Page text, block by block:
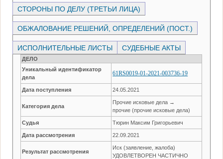
СТОРОНЫ ПО ДЕЛУ (ТРЕТЬИ ЛИЦА)
ОБЖАЛОВАНИЕ РЕШЕНИЙ, ОПРЕДЕЛЕНИЙ (ПОСТ.)
ИСПОЛНИТЕЛЬНЫЕ ЛИСТЫ СУДЕБНЫЕ АКТЫ
ДЕЛО
Уникальный идентификатор
дела
61RS0019-01-2021-003736-19
Дата поступления 24.05.2021
Категория дела
Прочие исковые дела →
прочие (прочие исковые дела)
Судья Тюрин Максим Григорьевич
Дата рассмотрения 22.09.2021
Результат рассмотрения
Иск (заявление, жалоба)
УДОВЛЕТВОРЕН ЧАСТИЧНО